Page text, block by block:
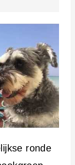
ronde